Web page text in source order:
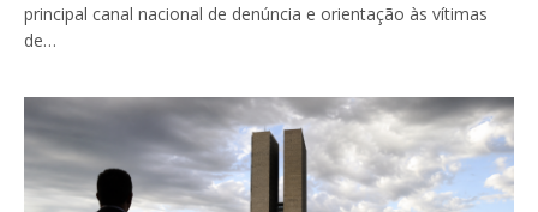
principal canal nacional de denúncia e orientação às vítimas
de…